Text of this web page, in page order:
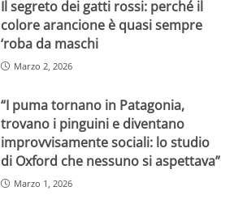
Il segreto dei gatti rossi: perché il
colore arancione è quasi sempre
‘roba da maschi
Marzo 2, 2026
“I puma tornano in Patagonia,
trovano i pinguini e diventano
improvvisamente sociali: lo studio
di Oxford che nessuno si aspettava”
Marzo 1, 2026